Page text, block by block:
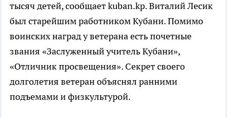
тысяч детей, сообщает kuban.kp. Виталий Лесик
был старейшим работником Кубани. Помимо
воинских наград у ветерана есть почетные
звания «Заслуженный учитель Кубани»,
«Отличник просвещения». Секрет своего
долголетия ветеран объяснял ранними
подъемами и физкультурой.